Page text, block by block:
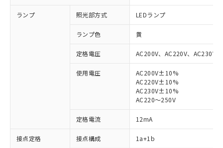
ランプ 照光部方式 LEDランプ
ランプ色 黄
定格電圧 AC200V、AC220V、AC230V
使用電圧
AC200V±10%
AC220V±10%
AC230V±10%
AC220～250V
定格電流 12mA
接点定格 接点構成 1a+1b
※1 対応状況